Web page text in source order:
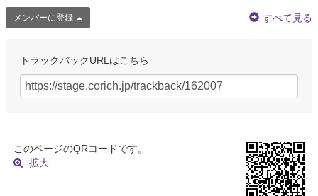
げられて本…https://t.co/vx6y5CukkG
安藤安按(29)
@andpocha
遅ればせながら、みさくぼ『碌な夜がいねえ』無事全日程を終えました！ ご
4年弱前
メンバーに登録 すべて見る
トラックバックURLはこちら
このページのQRコードです。
拡大